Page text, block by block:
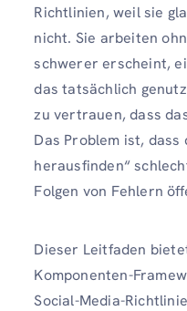
Richtlinien, weil sie
nicht. Sie arbeiten
schwerer erscheint,
das tatsächlich
zu vertrauen, dass
Das Problem ist, dass
herausfinden“
Folgen von Fehlern
Dieser Leitfaden
Komponenten-
Social-Media-